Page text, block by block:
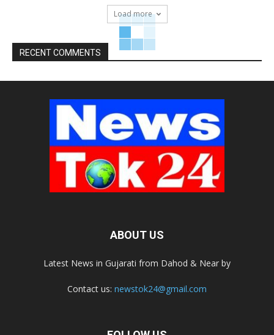
Load more
RECENT COMMENTS
ABOUT US
Latest News in Gujarati from Dahod & Near by
Contact us: newstok24@gmail.com